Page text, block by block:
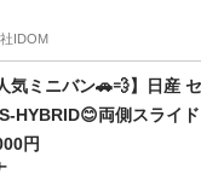
IDOM
気ミニバン🚗💨】日産
HYBRID😊両側スライ
ーにおすすめの一台☝️
円